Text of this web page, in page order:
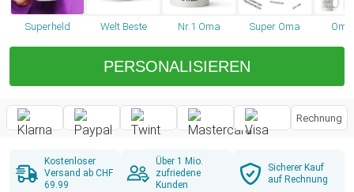
Superheld Welt Beste Nr.1 Oma Super Oma
PERSONALISIEREN
Rechnung
Kostenloser
Versand ab CHF
69.99
Über 1 Mio.
zufriedene
Kunden
Sicherer Kauf
auf Rechnung